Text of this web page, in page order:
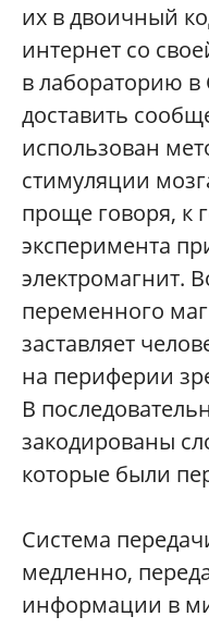
их в двоичный
интернет со
в лабораторию в
доставить
использован
стимуляции
проще говоря, к
эксперимента
электромагнит.
переменного
заставляет
на периферии
В
закодированы
которые были
Система
медленно,
информации в